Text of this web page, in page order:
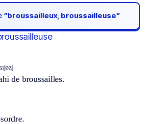
“broussailleux, broussailleuse“
de broussailles.